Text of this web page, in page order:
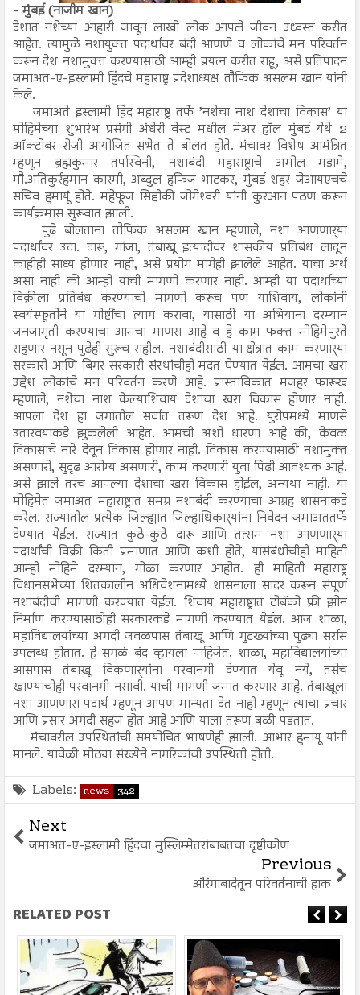
- मुंबई (नाजीम खान)
देशात नशेच्या आहारी जावून लाखो लोक आपले जीवन उध्वस्त करीत
आहेत. त्यामुळे नशायुक्त पदार्थांवर बंदी आणणे व लोकांचे मन परिवर्तन
करून देश नशामुक्त करण्यासाठी आम्ही प्रयत्न करीत राहू, असे प्रतिपादन
जमाअत-ए-इस्लामी हिंदचे महाराष्ट्र प्रदेशाध्यक्ष तौफिक असलम खान यांनी
केले.
जमाअते इस्लामी हिंद महाराष्ट्र तर्फे ’नशेचा नाश देशाचा विकास’ या
मोहिमेच्या शुभारंभ प्रसंगी अंधेरी वेस्ट मधील मेअर हॉल मुंबई येथे 2
ऑक्टोबर रोजी आयोजित सभेत ते बोलत होते. मंचावर विशेष आमंत्रित
म्हणून ब्रह्मकुमार तपस्विनी, नशाबंदी महाराष्ट्राचे अमोल मडामे,
मौ.अतिकुर्रहमान कास्मी, अब्दुल हफिज भाटकर, मुंबई शहर जेआयएचचे
सचिव हुमायूं होते. महेफूज सिद्दीकी जोगेश्‍वरी यांनी कुरआन पठण करून
कार्यक्रमास सुरूवात झाली.
पुढे बोलताना तौफिक असलम खान म्हणाले, नशा आणणार्‍या
पदार्थांवर उदा. दारू, गांजा, तंबाखू इत्यादीवर शासकीय प्रतिबंध लादून
काहीही साध्य होणार नाही, असे प्रयोग मागेही झालेले आहेत. याचा अर्थ
असा नाही की आम्ही याची मागणी करणार नाही. आम्ही या पदार्थाच्या
विक्रीला प्रतिबंध करण्याची मागणी करूच पण याशिवाय, लोकांनी
स्वयंस्फूर्तीने या गोष्टींचा त्याग करावा, यासाठी या अभियाना दरम्यान
जनजागृती करण्याचा आमचा माणस आहे व हे काम फक्त मोहिमेपुरते
राहणार नसून पुढेही सुरूच राहील. नशाबंदीसाठी या क्षेत्रात काम करणार्‍या
सरकारी आणि बिगर सरकारी संस्थांचीही मदत घेण्यात येईल. आमचा खरा
उद्देश लोकांचे मन परिवर्तन करणे आहे. प्रास्ताविकात मजहर फारूख
म्हणाले, नशेचा नाश केल्याशिवाय देशाचा खरा विकास होणार नाही.
आपला देश हा जगातील सर्वात तरूण देश आहे. युरोपमध्ये माणसे
उतारवयाकडे झुकलेली आहेत. आमची अशी धारणा आहे की, केवळ
विकासाचे नारे देवून विकास होणार नाही. विकास करण्यासाठी नशामुक्त
असणारी, सुदृढ आरोग्य असणारी, काम करणारी युवा पिढी आवश्यक आहे.
असे झाले तरच आपल्या देशाचा खरा विकास होईल, अन्यथा नाही. या
मोहिमेत जमाअत महाराष्ट्रात समग्र नशाबंदी करण्याचा आग्रह शासनाकडे
करेल. राज्यातील प्रत्येक जिल्ह्यात जिल्हाधिकार्‍यांना निवेदन जमाअततर्फे
देण्यात येईल. राज्यात कुठे-कुठे दारू आणि तत्सम नशा आणणार्‍या
पदार्थांची विक्री किती प्रमाणात आणि कशी होते, यासंबंधीचीही माहिती
आम्ही मोहिमे दरम्यान, गोळा करणार आहोत. ही माहिती महाराष्ट्र
विधानसभेच्या शितकालीन अधिवेशनामध्ये शासनाला सादर करून संपूर्ण
नशाबंदीची मागणी करण्यात येईल. शिवाय महाराष्ट्रात टोबॅको फ्री झोन
निर्माण करण्यासाठीही सरकारकडे मागणी करण्यात येईल. आज शाळा,
महाविद्यालयांच्या अगदी जवळपास तंबाखू आणि गुटख्यांच्या पुढ्या सर्रास
उपलब्ध होतात. हे सगळं बंद व्हायला पाहिजेत. शाळा, महाविद्यालयांच्या
आसपास तंबाखू विकणार्‍यांना परवानगी देण्यात येवू नये, तसेच
खाण्याचीही परवानगी नसावी. याची मागणी जमात करणार आहे. तंबाखूला
नशा आणणारा पदार्थ म्हणून आपण मान्यता देत नाही म्हणून त्याचा प्रचार
आणि प्रसार अगदी सहज होत आहे आणि याला तरूण बळी पडतात.
मंचावरील उपस्थितांची समयोचित भाषणेही झाली. आभार हुमायू यांनी
मानले. यावेळी मोठ्या संख्येने नागरिकांची उपस्थिती होती.
Labels: news 342
Next
जमाअत-ए-इस्लामी हिंदचा मुस्लिम्मेतरांबाबतचा दृष्टीकोण
Previous
औरंगाबादेतून परिवर्तनाची हाक
RELATED POST